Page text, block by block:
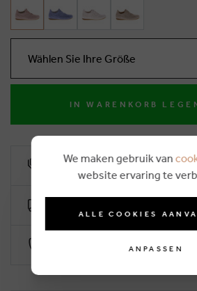
Wählen Sie Ihre Größe
IN WARENKORB
10% Treuerabatt
Sichere Zahlung durch Worldline
We maken gebruik van
website ervaring te
ALLE COOKIES
ANPASSEN